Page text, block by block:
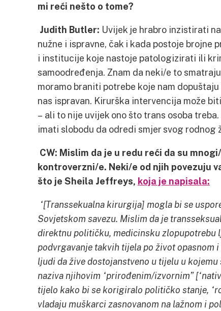
mi reći nešto o tome?
Judith Butler: Uvijek je hrabro inzistirati
nužne i ispravne, čak i kada postoje brojne
i institucije koje nastoje patologizirati ili
samoodređenja. Znam da neki/e to
moramo braniti potrebe koje nam
nas ispravan. Kirurška intervencija može
– ali to nije uvijek ono što trans osoba
imati slobodu da odredi smjer svog rodnog
CW: Mislim da je u redu reći da su
kontroverzni/e. Neki/e od njih povezuju
što je Sheila Jeffreys, koja je napisala:
“[Transsekualna kirurgija] mogla bi se
Sovjetskom savezu. Mislim da je
direktnu političku, medicinsku zlopupotrebu
podvrgavanje takvih tijela po život
ljudi da žive dostojanstveno u tijelu u
naziva njihovim “prirođenim/izvornim”
tijelo kako bi se korigiralo političko stanje,
vladaju muškarci zasnovanom na lažnom i